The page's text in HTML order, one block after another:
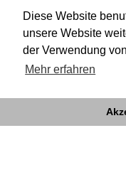
Diese Website
unsere Website
der Verwendung
Mehr erfahren